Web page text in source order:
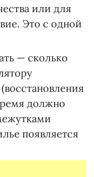
или для
Это с одной
— сколько
должно
появляется